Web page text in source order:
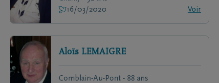
16/03/2020
Voir
Aloïs LEMAIGRE
Comblain-Au-Pont - 88 ans